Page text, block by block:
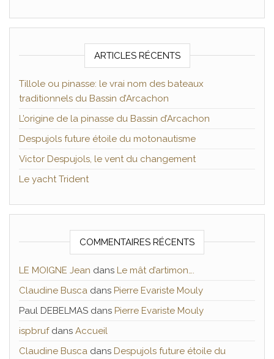
ARTICLES RÉCENTS
Tillole ou pinasse: le vrai nom des bateaux
traditionnels du Bassin d’Arcachon
L’origine de la pinasse du Bassin d’Arcachon
Despujols future étoile du motonautisme
Victor Despujols, le vent du changement
Le yacht Trident
COMMENTAIRES RÉCENTS
LE MOIGNE Jean dans Le mât d’artimon….
Claudine Busca dans Pierre Evariste Mouly
Paul DEBELMAS dans Pierre Evariste Mouly
ispbrufdans Accueil
Claudine Busca dans Despujols future étoile du